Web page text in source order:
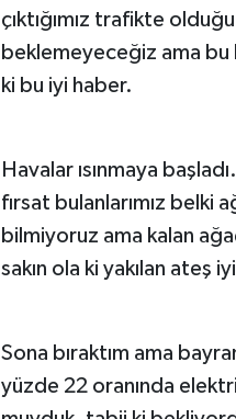
çıktığımız trafikte
beklemeyeceğiz ama
ki bu iyi haber.
Havalar ısınmaya
fırsat bulanlarımız belki
bilmiyoruz ama kalan
sakın ola ki yakılan ateş
Sona bıraktım ama
yüzde 22 oranında